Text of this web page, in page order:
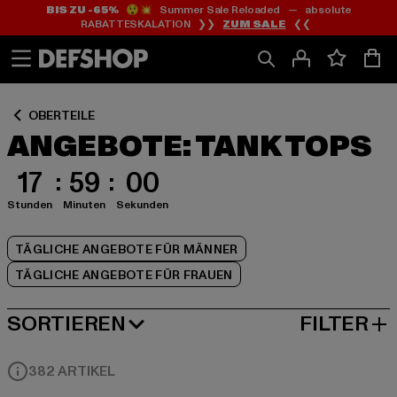
Zum
Inhalt
springen
Zum
Fußzeile
springen
BIS ZU -65%😲💥 Summer Sale Reloaded — absolute
RABATTESKALATION ❯❯ ZUM SALE ❮❮
OBERTEILE
ANGEBOTE: TANK TOPS
17
Stunden
58
Minuten
59
Sekunden
TÄGLICHE ANGEBOTE FÜR MÄNNER
TÄGLICHE ANGEBOTE FÜR FRAUEN
Zum
Produktraster
springen
SORTIEREN
BELIEBTESTE FILTER
382 ARTIKEL